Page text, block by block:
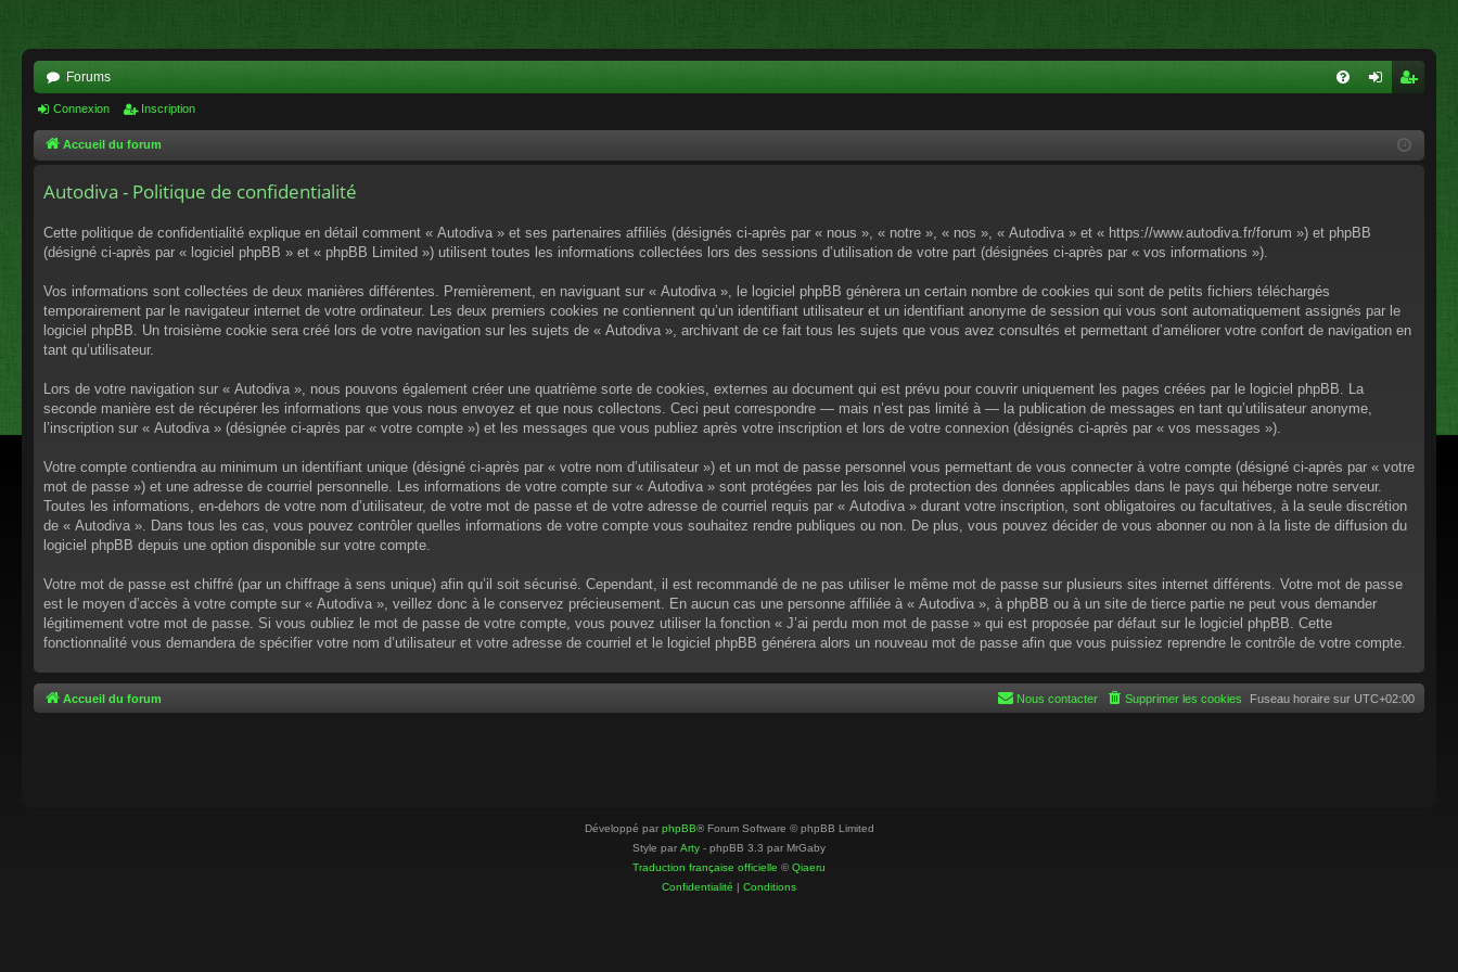
Forums
cri
Connexion Inscription
Accueil du forum
Autodiva - Politique de confidentialité
Cette politique de confidentialité explique en détail comment « Autodiva » et ses partenaires affiliés (désignés ci-après par « nous », « notre », « nos », « Autodiva » et « https://www.autodiva.fr/forum ») et phpBB
(désigné ci-après par « logiciel phpBB » et « phpBB Limited ») utilisent toutes les informations collectées lors des sessions d’utilisation de votre part (désignées ci-après par « vos informations »).
Vos informations sont collectées de deux manières différentes. Premièrement, en naviguant sur « Autodiva », le logiciel phpBB génèrera un certain nombre de cookies qui sont de petits fichiers téléchargés
temporairement par le navigateur internet de votre ordinateur. Les deux premiers cookies ne contiennent qu’un identifiant utilisateur et un identifiant anonyme de session qui vous sont automatiquement assignés par le
logiciel phpBB. Un troisième cookie sera créé lors de votre navigation sur les sujets de « Autodiva », archivant de ce fait tous les sujets que vous avez consultés et permettant d’améliorer votre confort de navigation en
tant qu’utilisateur.
Lors de votre navigation sur « Autodiva », nous pouvons également créer une quatrième sorte de cookies, externes au document qui est prévu pour couvrir uniquement les pages créées par le logiciel phpBB. La
seconde manière est de récupérer les informations que vous nous envoyez et que nous collectons. Ceci peut correspondre — mais n’est pas limité à — la publication de messages en tant qu’utilisateur anonyme,
l’inscription sur « Autodiva » (désignée ci-après par « votre compte ») et les messages que vous publiez après votre inscription et lors de votre connexion (désignés ci-après par « vos messages »).
Votre compte contiendra au minimum un identifiant unique (désigné ci-après par « votre nom d’utilisateur ») et un mot de passe personnel vous permettant de vous connecter à votre compte (désigné ci-après par « votre
mot de passe ») et une adresse de courriel personnelle. Les informations de votre compte sur « Autodiva » sont protégées par les lois de protection des données applicables dans le pays qui héberge notre serveur.
Toutes les informations, en-dehors de votre nom d’utilisateur, de votre mot de passe et de votre adresse de courriel requis par « Autodiva » durant votre inscription, sont obligatoires ou facultatives, à la seule discrétion
de « Autodiva ». Dans tous les cas, vous pouvez contrôler quelles informations de votre compte vous souhaitez rendre publiques ou non. De plus, vous pouvez décider de vous abonner ou non à la liste de diffusion du
logiciel phpBB depuis une option disponible sur votre compte.
Votre mot de passe est chiffré (par un chiffrage à sens unique) afin qu’il soit sécurisé. Cependant, il est recommandé de ne pas utiliser le même mot de passe sur plusieurs sites internet différents. Votre mot de passe
est le moyen d’accès à votre compte sur « Autodiva », veillez donc à le conservez précieusement. En aucun cas une personne affiliée à « Autodiva », à phpBB ou à un site de tierce partie ne peut vous demander
légitimement votre mot de passe. Si vous oubliez le mot de passe de votre compte, vous pouvez utiliser la fonction « J’ai perdu mon mot de passe » qui est proposée par défaut sur le logiciel phpBB. Cette
fonctionnalité vous demandera de spécifier votre nom d’utilisateur et votre adresse de courriel et le logiciel phpBB générera alors un nouveau mot de passe afin que vous puissiez reprendre le contrôle de votre compte.
Accueil du forum Fuseau horaire sur UTC+02:00
Supprimer les cookies
Nous contacter
Développé par phpBB® Forum Software © phpBB Limited
Style par Arty - phpBB 3.3 par MrGaby
Traduction française officielle ©Qiaeru
Confidentialité | Conditions